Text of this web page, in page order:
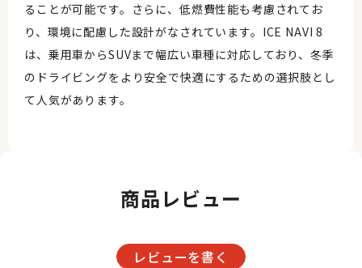
ることが可能です。さらに、低燃費性能も考慮されてお
り、環境に配慮した設計がなされています。ICE NAVI 8
は、乗用車からSUVまで幅広い車種に対応しており、冬季
のドライビングをより安全で快適にするための選択肢とし
て人気があります。
商品レビュー
レビューを書く